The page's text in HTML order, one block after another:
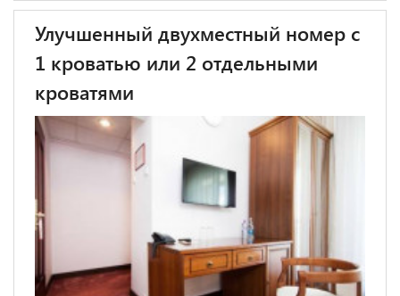
Улучшенный двухместный номер с
1 кроватью или 2 отдельными
кроватями